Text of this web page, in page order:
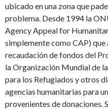
ubicado en una zona que
problema. Desde 1994 la
Agency Appeal for
simplemente como CAP)
recaudación de fondos del
la Organización Mundial de
para los Refugiados y otros
agencias humanitarias para
provenientes de donaciones.